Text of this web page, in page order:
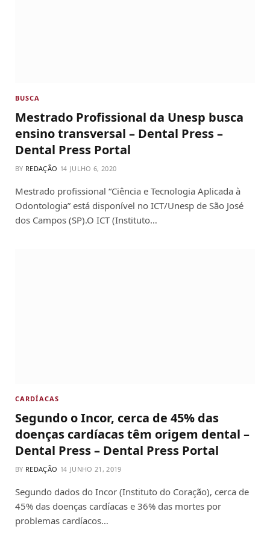
BUSCA
Mestrado Profissional da Unesp busca
ensino transversal – Dental Press –
Dental Press Portal
BY REDAÇÃO JULHO 6, 2020
Mestrado profissional “Ciência e Tecnologia Aplicada à
Odontologia” está disponível no ICT/Unesp de São José
dos Campos (SP).O ICT (Instituto…
CARDÍACAS
Segundo o Incor, cerca de 45% das
doenças cardíacas têm origem dental –
Dental Press – Dental Press Portal
BY REDAÇÃO JUNHO 21, 2019
Segundo dados do Incor (Instituto do Coração), cerca de
45% das doenças cardíacas e 36% das mortes por
problemas cardíacos…